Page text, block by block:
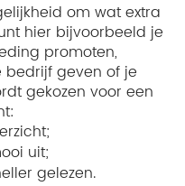
om wat extra
hier bijvoorbeeld je
promoten,
geven of je
gekozen voor een
uit;
gelezen.